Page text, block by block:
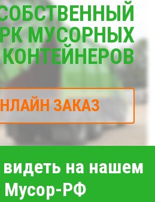
МУСОРНЫХ
КОНТЕЙНЕРОВ
ЗАКАЗ
на нашем
Мусор-РФ